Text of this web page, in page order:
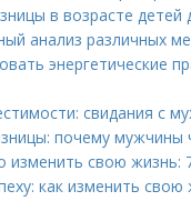
в возрасте детей
анализ различных
энергетические
свидания с
почему
изменить свою жизнь:
как изменить свою